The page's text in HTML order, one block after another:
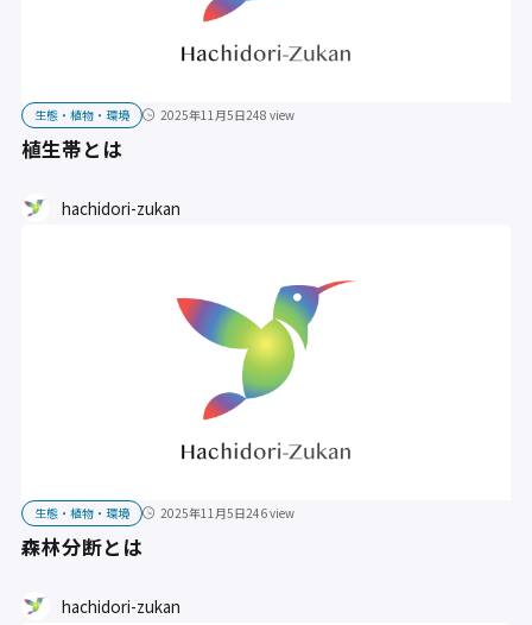
生態・植物・環境 2025年11月5日248 view
植生帯とは
hachidori-zukan
生態・植物・環境 2025年11月5日246 view
森林分断とは
hachidori-zukan